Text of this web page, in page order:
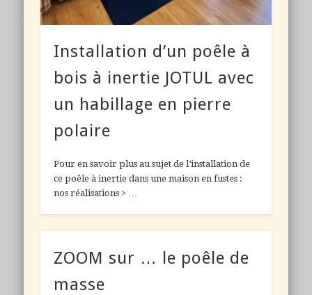
Installation d’un poêle à
bois à inertie JOTUL avec
un habillage en pierre
polaire
Pour en savoir plus au sujet de l’installation de
ce poêle à inertie dans une maison en fustes :
nos réalisations > …
ZOOM sur … le poêle de
masse